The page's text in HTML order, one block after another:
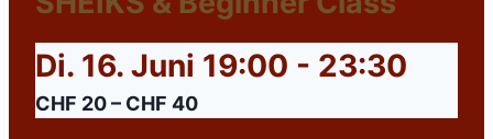
Di. 16. Juni 19:00 - 23:30
CHF 20 – CHF 40